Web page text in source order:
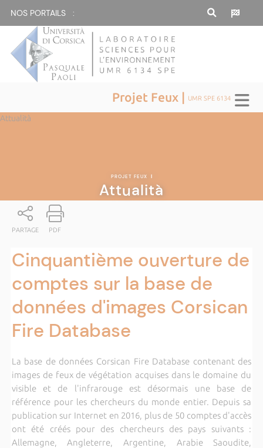
NOS PORTAILS :
Projet Feux | UMR SPE 6134
Attualità
PROJET FEUX |
Attualità
PARTAGE PDF
Cinquantième ouverture de
comptes sur la base de
données d'images Corsican
Fire Database
La base de données Corsican Fire Database contenant des
images de feux de végétation acquises dans le domaine du
visible et de l'infrarouge est désormais une base de
référence pour les chercheurs du monde entier. Depuis sa
publication sur Internet en 2016, plus de 50 comptes d'accès
ont été créés pour des chercheurs des pays suivants :
Allemagne, Angleterre, Argentine, Arabie Saoudite,